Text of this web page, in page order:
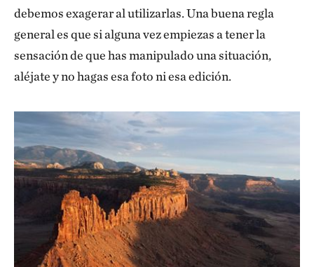
debemos exagerar al utilizarlas. Una buena regla
general es que si alguna vez empiezas a tener la
sensación de que has manipulado una situación,
aléjate y no hagas esa foto ni esa edición.